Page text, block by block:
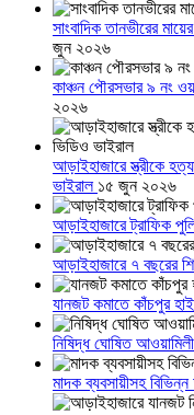
সাংবাদিক তানভীরের
জুন ২০২৬
কাঞ্চন পৌরসভার ৯ নং
২০২৬
আড়াইহাজারে স্ত্রীকে
ভাইরাল ১৫ জুন ২০২৬
আড়াইহাজারে ট্রাফিক
আড়াইহাজারে ৭ বছরের
যানজট কমাতে কাঁচপুর
নিষিদ্ধ ঘোষিত
মাদক ব্যবসায়ীসহ